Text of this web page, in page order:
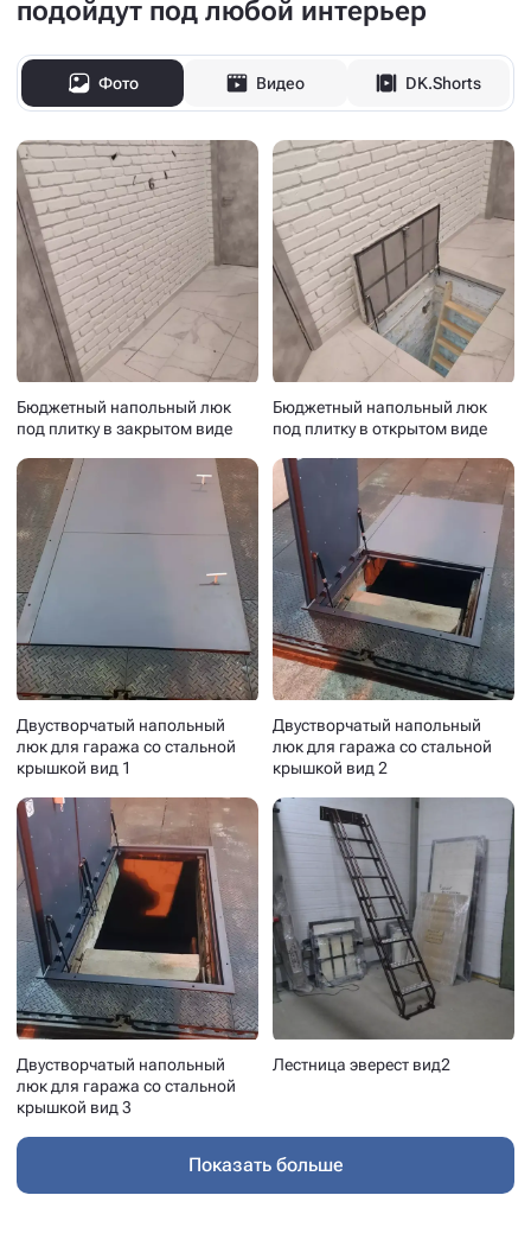
подойдут под любой интерьер
Фото Видео DK.Shorts
Бюджетный напольный люк
под плитку в закрытом виде
Бюджетный напольный люк
под плитку в открытом виде
Двустворчатый напольный
люк для гаража со стальной
крышкой вид 1
Двустворчатый напольный
люк для гаража со стальной
крышкой вид 2
Двустворчатый напольный
люк для гаража со стальной
крышкой вид 3
Лестница эверест вид2
Показать больше